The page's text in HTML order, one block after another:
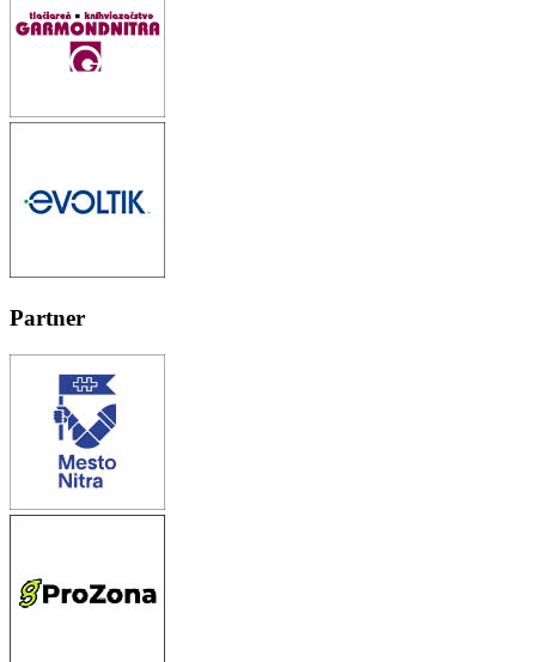
Partner